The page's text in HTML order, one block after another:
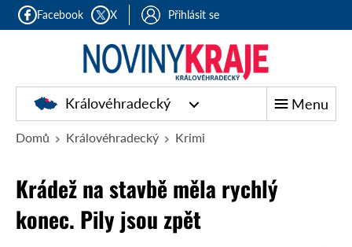
Facebook X Přihlásit se
Královéhradecký Menu
Domů Královéhradecký Krimi
Krádež na stavbě měla rychlý
konec. Pily jsou zpět